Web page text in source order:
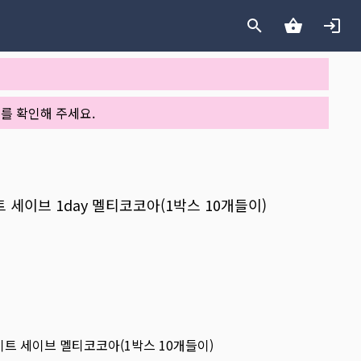
확인해 주세요.
세이브 1day 멜티코코아(1박스 10개들이)
세이브 멜티코코아(1박스 10개들이)